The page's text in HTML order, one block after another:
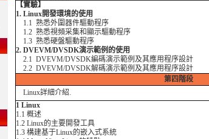
【實驗】
1. Linux開發環境的使用
1.1 熟悉外圍器件驅動程序
1.2 熟悉視頻采集和顯示驅動程序
1.3 熟悉硬盤驅動程序
2. DVEVM/DVSDK演示範例的使用
2.1 DVEVM/DVSDK編碼演示範例及其應用程序設計
2.2 DVEVM/DVSDK解碼演示範例及其應用程序設計
第四階段
Linux詳細介紹.
1 Linux
1.1 概述
1.2 Linux的主要開發工具
1.3 構建基于Linux的嵌入式系統